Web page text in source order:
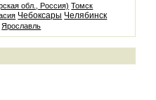
обл., Россия) Томск
Чебоксары Челябинск
Ярославль